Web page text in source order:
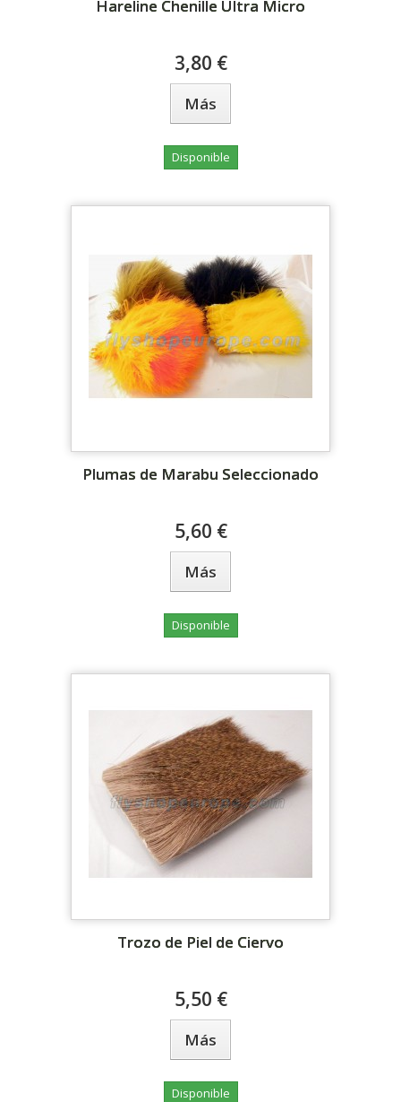
Hareline Chenille Ultra Micro
3,80 €
Más
Disponible
Plumas de Marabu Seleccionado
5,60 €
Más
Disponible
Trozo de Piel de Ciervo
5,50 €
Más
Disponible